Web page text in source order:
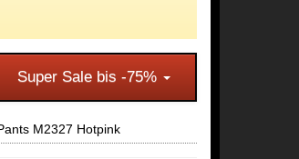
Super Sale bis -75%
M2327 Hotpink